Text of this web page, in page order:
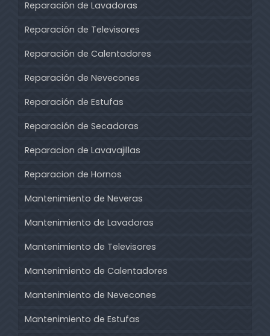
Reparación de Lavadoras
Reparación de Televisores
Reparación de Calentadores
Reparación de Nevecones
Reparación de Estufas
Reparación de Secadoras
Reparacion de Lavavajillas
Reparacion de Hornos
Mantenimiento de Neveras
Mantenimiento de Lavadoras
Mantenimiento de Televisores
Mantenimiento de Calentadores
Mantenimiento de Nevecones
Mantenimiento de Estufas